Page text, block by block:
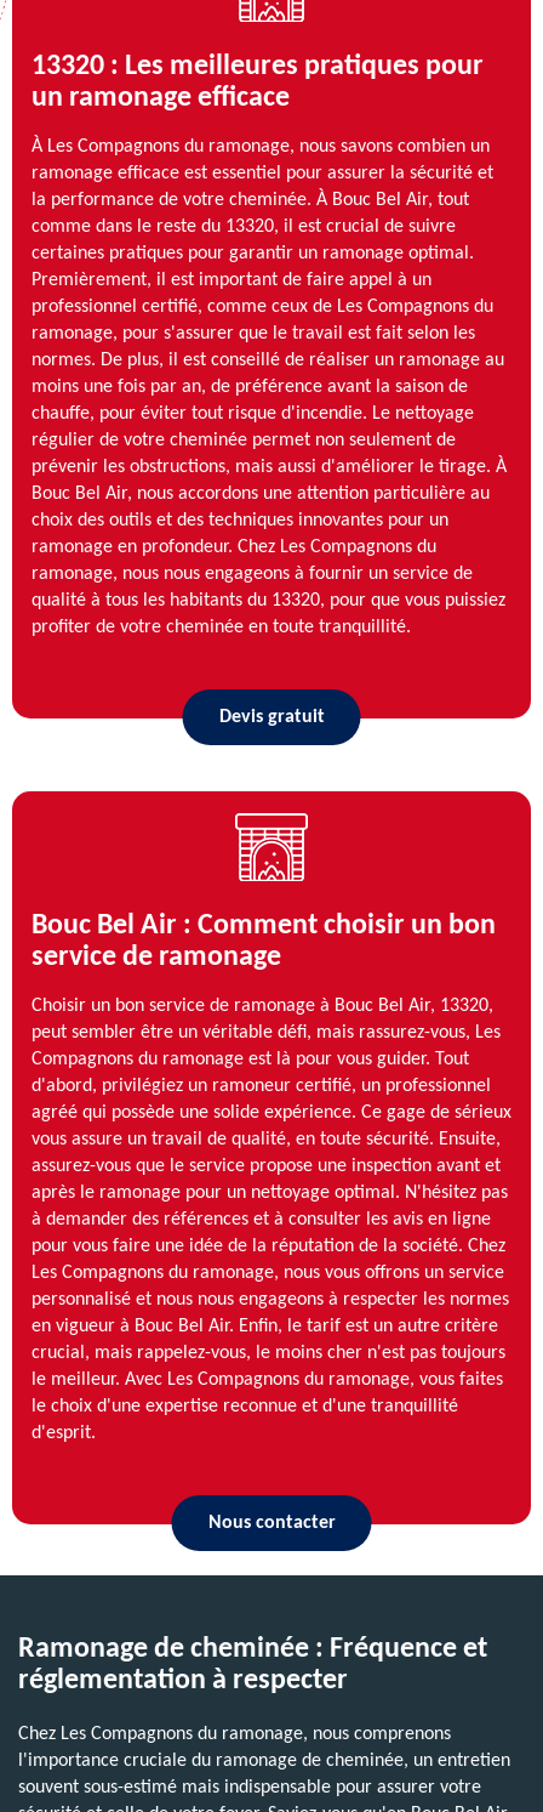
13320 : Les meilleures pratiques pour
un ramonage efficace
À Les Compagnons du ramonage, nous savons combien un
ramonage efficace est essentiel pour assurer la sécurité et
la performance de votre cheminée. À Bouc Bel Air, tout
comme dans le reste du 13320, il est crucial de suivre
certaines pratiques pour garantir un ramonage optimal.
Premièrement, il est important de faire appel à un
professionnel certifié, comme ceux de Les Compagnons du
ramonage, pour s'assurer que le travail est fait selon les
normes. De plus, il est conseillé de réaliser un ramonage au
moins une fois par an, de préférence avant la saison de
chauffe, pour éviter tout risque d'incendie. Le nettoyage
régulier de votre cheminée permet non seulement de
prévenir les obstructions, mais aussi d'améliorer le tirage. À
Bouc Bel Air, nous accordons une attention particulière au
choix des outils et des techniques innovantes pour un
ramonage en profondeur. Chez Les Compagnons du
ramonage, nous nous engageons à fournir un service de
qualité à tous les habitants du 13320, pour que vous puissiez
profiter de votre cheminée en toute tranquillité.
Devis gratuit
Bouc Bel Air : Comment choisir un bon
service de ramonage
Choisir un bon service de ramonage à Bouc Bel Air, 13320,
peut sembler être un véritable défi, mais rassurez-vous, Les
Compagnons du ramonage est là pour vous guider. Tout
d'abord, privilégiez un ramoneur certifié, un professionnel
agréé qui possède une solide expérience. Ce gage de sérieux
vous assure un travail de qualité, en toute sécurité. Ensuite,
assurez-vous que le service propose une inspection avant et
après le ramonage pour un nettoyage optimal. N'hésitez pas
à demander des références et à consulter les avis en ligne
pour vous faire une idée de la réputation de la société. Chez
Les Compagnons du ramonage, nous vous offrons un service
personnalisé et nous nous engageons à respecter les normes
en vigueur à Bouc Bel Air. Enfin, le tarif est un autre critère
crucial, mais rappelez-vous, le moins cher n'est pas toujours
le meilleur. Avec Les Compagnons du ramonage, vous faites
le choix d'une expertise reconnue et d'une tranquillité
d'esprit.
Nous contacter
Ramonage de cheminée : Fréquence et
réglementation à respecter
Chez Les Compagnons du ramonage, nous comprenons
l'importance cruciale du ramonage de cheminée, un entretien
souvent sous-estimé mais indispensable pour assurer votre